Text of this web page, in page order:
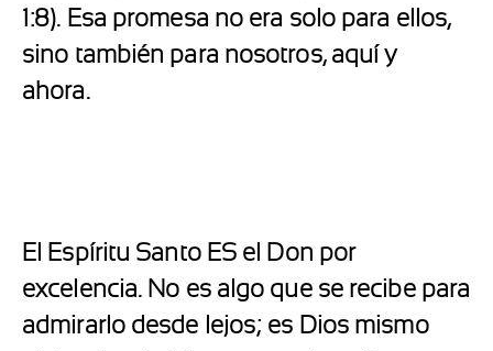
1:8). Esa promesa no era solo para ellos,
sino también para nosotros, aquí y
ahora.
El Espíritu Santo ES el Don por
excelencia. No es algo que se recibe para
admirarlo desde lejos; es Dios mismo